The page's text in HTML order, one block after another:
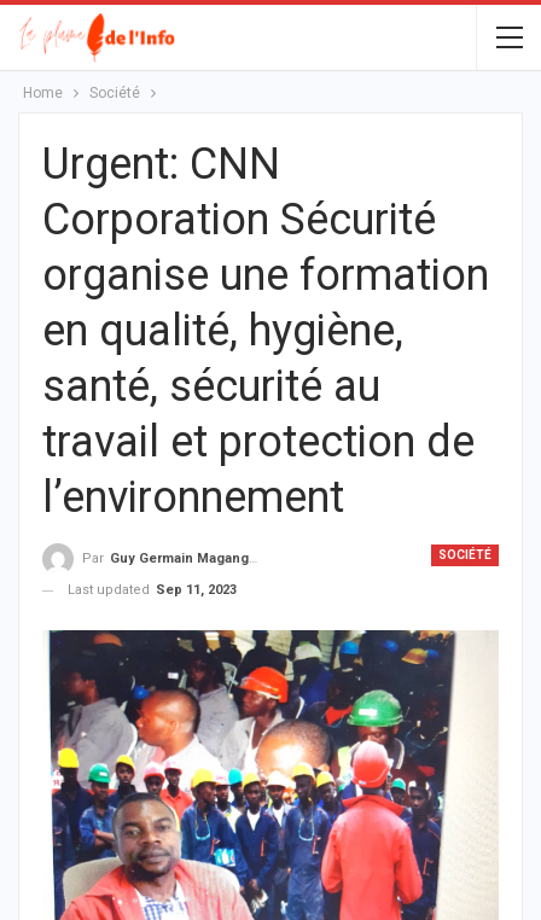
Home Société
Urgent: CNN
Corporation Sécurité
organise une formation
en qualité, hygiène,
santé, sécurité au
travail et protection de
l’environnement
SOCIÉTÉ
Par Guy Germain Maganga Nziengui
Last updated
Sep 11, 2023